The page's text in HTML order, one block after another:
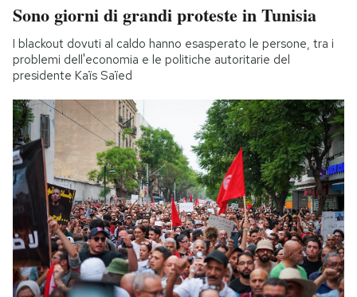
Sono giorni di grandi proteste in Tunisia
I blackout dovuti al caldo hanno esasperato le persone, tra i
problemi dell'economia e le politiche autoritarie del
presidente Kaïs Saïed